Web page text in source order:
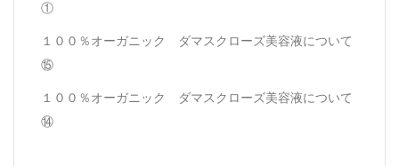
①
１００％オーガニック ダマスクローズ美容液について
⑮
１００％オーガニック ダマスクローズ美容液について
⑭